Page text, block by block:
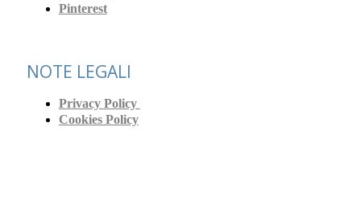
Pinterest
NOTE LEGALI
Privacy Policy
Cookies Policy